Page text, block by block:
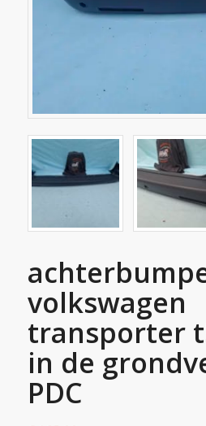
volkswagen
transporter
in de
PDC